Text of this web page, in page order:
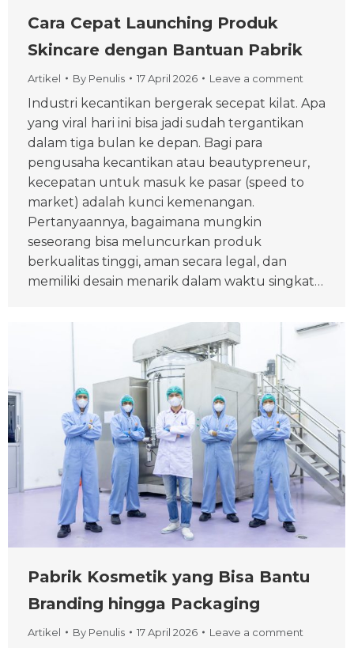
Cara Cepat Launching Produk
Skincare dengan Bantuan Pabrik
Artikel By Penulis 17 April 2026 Leave a comment
Industri kecantikan bergerak secepat kilat. Apa
yang viral hari ini bisa jadi sudah tergantikan
dalam tiga bulan ke depan. Bagi para
pengusaha kecantikan atau beautypreneur,
kecepatan untuk masuk ke pasar (speed to
market) adalah kunci kemenangan.
Pertanyaannya, bagaimana mungkin
seseorang bisa meluncurkan produk
berkualitas tinggi, aman secara legal, dan
memiliki desain menarik dalam waktu singkat…
Pabrik Kosmetik yang Bisa Bantu
Branding hingga Packaging
Artikel By Penulis 17 April 2026 Leave a comment